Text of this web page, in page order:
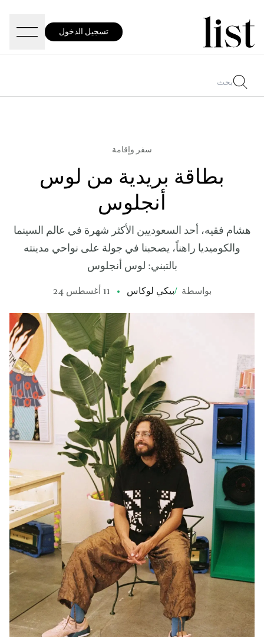
تسجيل الدخول
سفر وإقامة
بطاقة بريدية من لوس
أنجلوس
هشام فقيه، أحد السعوديين الأكثر شهرة في عالم السينما
والكوميديا راهناً، يصحبنا في جولة على نواحي مدينته
بالتبني: لوس أنجلوس
بواسطة /بيكي لوكاس 11 أغسطس 24